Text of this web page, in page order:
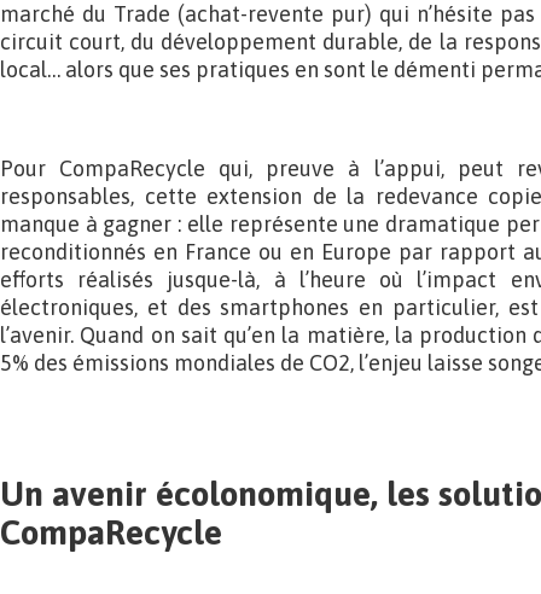
marché du Trade (achat-revente pur) qui n’hésite
circuit court, du développement durable, de la
local… alors que ses pratiques en sont le démenti
Pour CompaRecycle qui, preuve à l’appui, peut
responsables, cette extension de la redevance
manque à gagner : elle représente une dramatique
reconditionnés en France ou en Europe par rapport
efforts réalisés jusque-là, à l’heure où l’impact
électroniques, et des smartphones en particulier,
l’avenir. Quand on sait qu’en la matière, la
5% des émissions mondiales de CO2, l’enjeu laisse
Un avenir écolonomique, les
CompaRecycle